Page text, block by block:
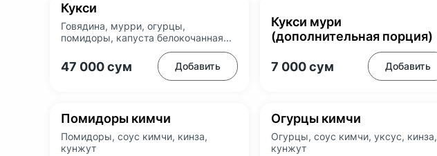
Кукси
Говядина, мурри, огурцы,
помидоры, капуста белокочанная...
47 000сум Добавить
Кукси мури
(дополнительная порция)
7 000сум Добавить
Помидоры кимчи
Помидоры, соус кимчи, кинза,
кунжут
Огурцы кимчи
Огурцы, соус кимчи, уксус, кинза,
кунжут